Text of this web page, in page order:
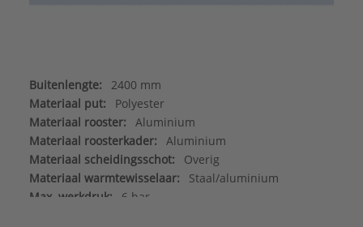
Buitenlengte:
2400 mm
Materiaal put:
Polyester
Materiaal rooster:
Aluminium
Materiaal roosterkader:
Aluminium
Materiaal scheidingsschot:
Overig
Materiaal warmtewisselaar:
Staal/aluminium
Max. werkdruk:
6 bar